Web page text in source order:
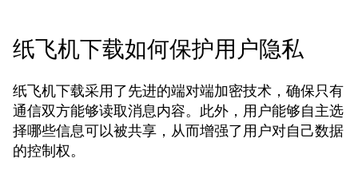
纸飞机下载如何保护用户隐私
纸飞机下载采用了先进的端对端加密技术，确保只有
通信双方能够读取消息内容。此外，用户能够自主选
择哪些信息可以被共享，从而增强了用户对自己数据
的控制权。